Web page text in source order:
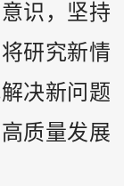
识，坚持
研究新情
决新问题
质量发展